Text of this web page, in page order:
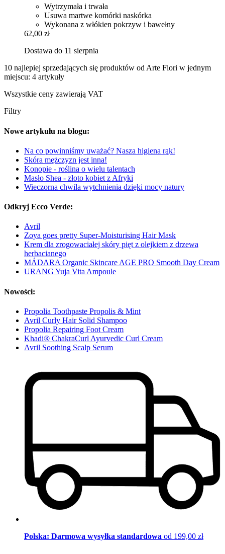
Wytrzymała i trwała
Usuwa martwe komórki naskórka
Wykonana z włókien pokrzyw i bawełny
62,00 zł
Dostawa do 11 sierpnia
10 najlepiej sprzedających się produktów od Arte Fiori w jednym
miejscu: 4 artykuły
Wszystkie ceny zawierają VAT
Filtry
Nowe artykułu na blogu:
Na co powinniśmy uważać? Nasza higiena rąk!
Skóra mężczyzn jest inna!
Konopie - roślina o wielu talentach
Masło Shea - złoto kobiet z Afryki
Wieczorna chwila wytchnienia dzięki mocy natury
Odkryj Ecco Verde:
Avril
Zoya goes pretty Super-Moisturising Hair Mask
Krem dla zrogowaciałej skóry pięt z olejkiem z drzewa
herbacianego
MÁDARA Organic Skincare AGE PRO Smooth Day Cream
URANG Yuja Vita Ampoule
Nowości:
Propolia Toothpaste Propolis & Mint
Avril Curly Hair Solid Shampoo
Propolia Repairing Foot Cream
Khadi® ChakraCurl Ayurvedic Curl Cream
Avril Soothing Scalp Serum
Polska: Darmowa wysyłka standardowa od 199,00 zł